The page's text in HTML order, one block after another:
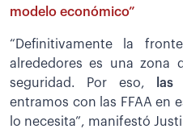
modelo económico”
“Definitivamente la
alrededores es una zona
seguridad. Por eso,
las
entramos con las FFAA en
lo necesita”, manifestó